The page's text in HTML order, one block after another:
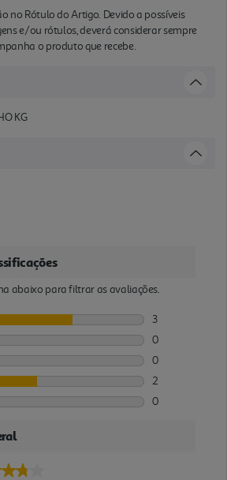
no Rótulo do Artigo. Devido a possíveis
e/ou rótulos, deverá considerar sempre
o produto que recebe.
KG